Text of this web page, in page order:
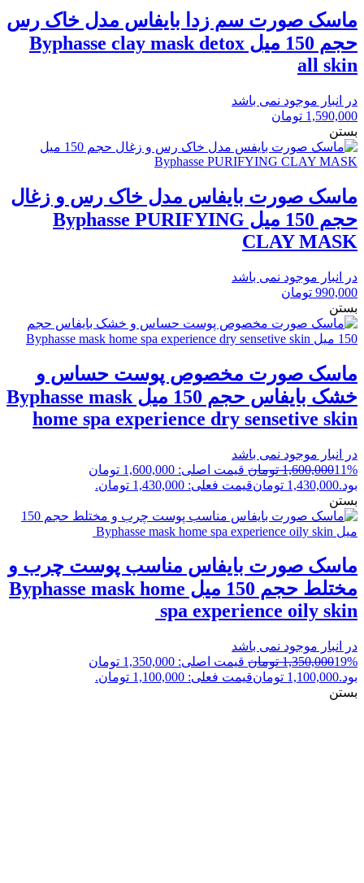
ماسک صورت سم زدا بایفاس مدل خاک رس
حجم 150 میل Byphasse clay mask detox
all skin
در انبار موجود نمی باشد
1,590,000 تومان
بستن
ماسک صورت بایفاس مدل خاک رس و زغال
حجم 150 میل Byphasse PURIFYING
CLAY MASK
در انبار موجود نمی باشد
990,000 تومان
بستن
ماسک صورت مخصوص پوست حساس و
خشک بایفاس حجم 150 میل Byphasse mask
home spa experience dry sensetive skin
در انبار موجود نمی باشد
11%
1,600,000 تومان
قیمت اصلی: 1,600,000 تومان
بود.1,430,000 تومانقیمت فعلی: 1,430,000 تومان.
بستن
ماسک صورت بایفاس مناسب پوست چرب و
مختلط حجم 150 میل Byphasse mask home
spa experience oily skin
در انبار موجود نمی باشد
19%
1,350,000 تومان
قیمت اصلی: 1,350,000 تومان
بود.1,100,000 تومانقیمت فعلی: 1,100,000 تومان.
بستن